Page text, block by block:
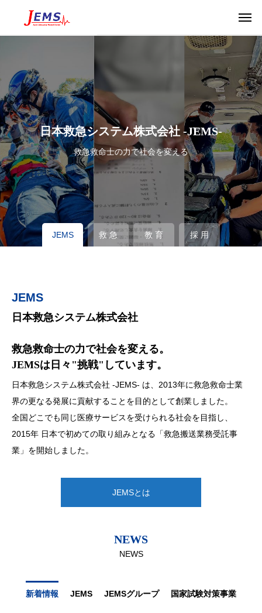
日本救急システム株式会社 -JEMS-
救急救命士の力で社会を変える
JEMS 救 急 教 育 採 用
JEMS
日本救急システム株式会社
救急救命士の力で社会を変える。
JEMSは日々"挑戦"しています。
日本救急システム株式会社 -JEMS- は、2013年に救急救命士業
界の更なる発展に貢献することを目的として創業しました。
全国どこでも同じ医療サービスを受けられる社会を目指し、
2015年 日本で初めての取り組みとなる「救急搬送業務受託事
業」を開始しました。
JEMSとは
救 急
救急搬送業務受託事業
日本初の救急搬送業務民間受託
2015年 JEMSは日本で初めて常備消防を設置していない自治体
より委託を受け、民間の救急救命士が119番通報に対応する「救
急搬送業務受託事業」を開始しました。
へき地離島の皆さまが安心して生活が出来る様、今後も真摯に業
務遂行に取り組んでいきます。
救急搬送業務受託事業について
教 育
救急救命士国家試験対策教育事業
救急救命士教育の一翼を担えるよう様々な事業を
展開しています。
【教 材】
・救急救命士国家試験対策模試
・クイズアプリ
・救急救命士オンライン予備校
救急救命士国家試験対策教育事業について
採 用
あなたが未来を構築する
を続けています。
あなたのチャレンジ精神・ベンチャー精神を発揮する場所はここ
にあります。
JEMS採用情報
NEWS
NEWS
新着情報 JEMS JEMSグループ 国家試験対策事業